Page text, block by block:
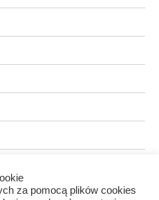
za pomocą plików cookies